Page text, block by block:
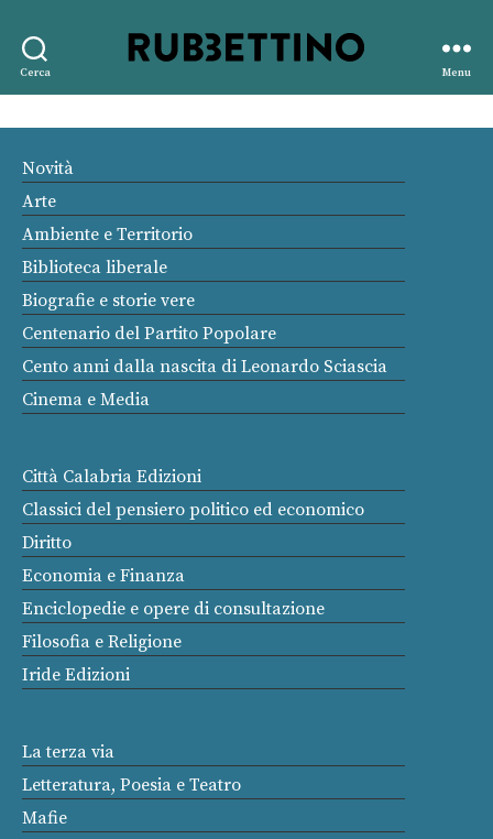
Cerca
editore
Menu
Novità
Arte
Ambiente e Territorio
Biblioteca liberale
Biografie e storie vere
Centenario del Partito Popolare
Cento anni dalla nascita di Leonardo Sciascia
Cinema e Media
Città Calabria Edizioni
Classici del pensiero politico ed economico
Diritto
Economia e Finanza
Enciclopedie e opere di consultazione
Filosofia e Religione
Iride Edizioni
La terza via
Letteratura, Poesia e Teatro
Mafie